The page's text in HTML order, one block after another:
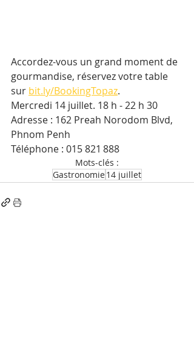
Accordez-vous un grand moment de
gourmandise, réservez votre table
sur bit.ly/BookingTopaz.
Mercredi 14 juillet. 18 h - 22 h 30
Adresse : 162 Preah Norodom Blvd,
Phnom Penh
Téléphone : 015 821 888
Mots-clés :
Gastronomie14 juillet